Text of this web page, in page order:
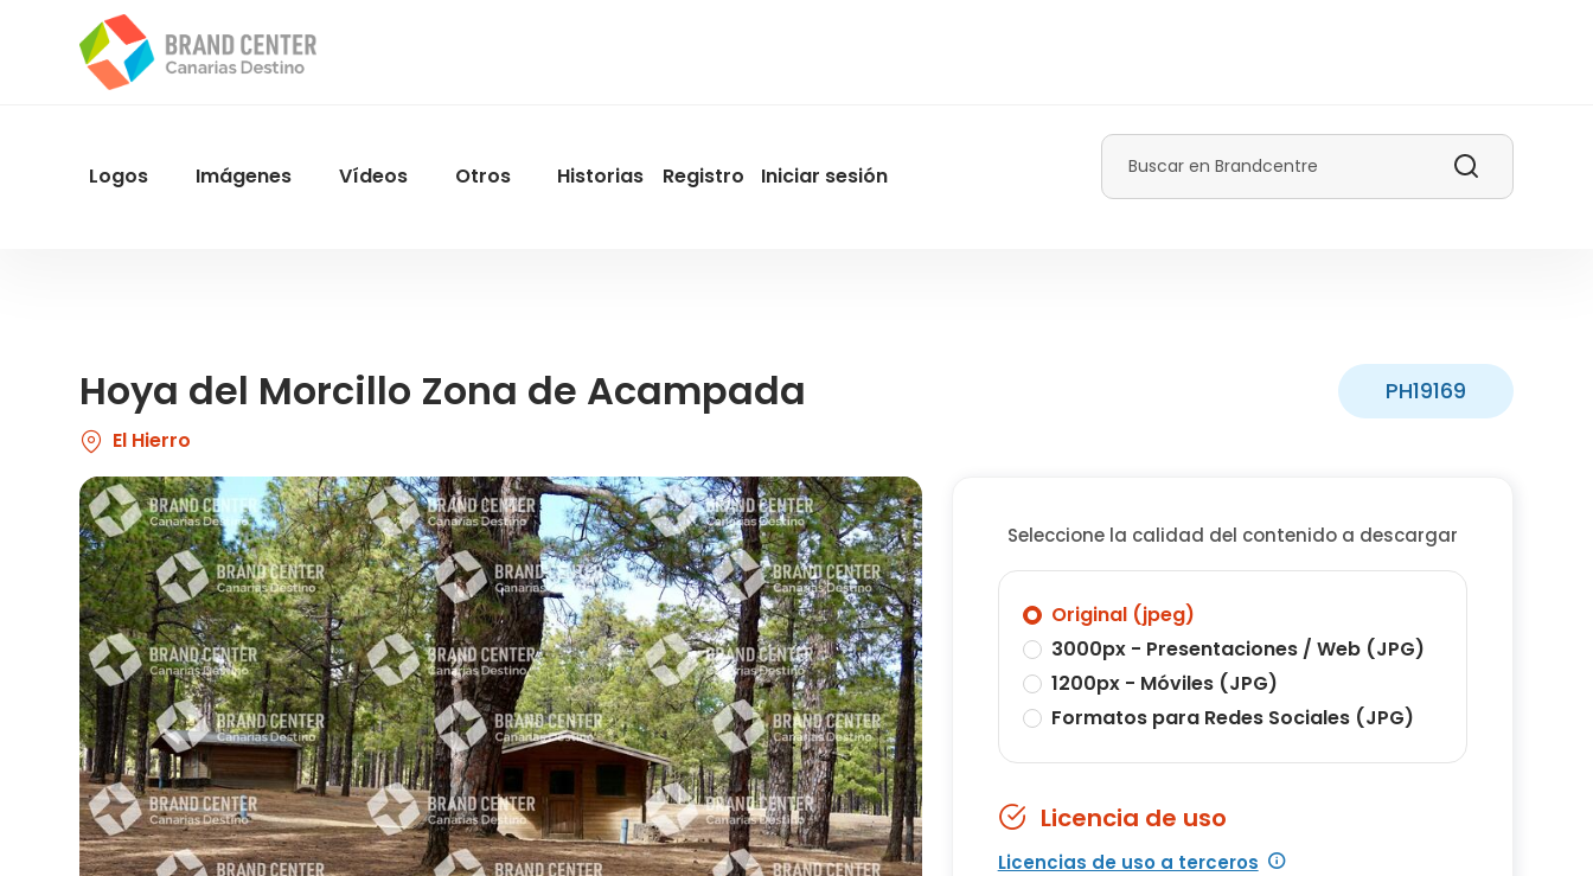
contenido
Menu
Logos Imágenes Vídeos Otros Historias
User
Registro Iniciar sesión
Buscar
Hoya del Morcillo Zona de Acampada PH19169
El Hierro
Seleccione la calidad del contenido a descargar
Original (jpeg)
3000px - Presentaciones / Web (JPG)
1200px - Móviles (JPG)
Formatos para Redes Sociales (JPG)
Licencia de uso
Licencias de uso a terceros